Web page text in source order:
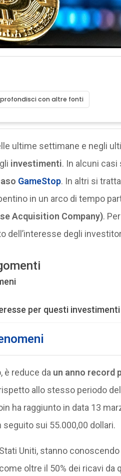
con altre fonti
ultime settimane e negli
investimenti. In alcuni
GameStop. In altri si
in un arco di tempo
Acquisition Company).
dell’interesse degli
per questi investimenti
è reduce da un anno record
allo stesso periodo
ha raggiunto in data 13
sui 55.000,00 dollari.
Uniti, stanno
oltre il 50% dei ricavi da